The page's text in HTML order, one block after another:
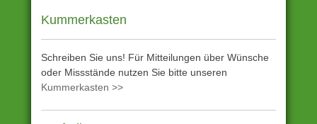
Kummerkasten
Schreiben Sie uns! Für Mitteilungen über Wünsche
oder Missstände nutzen Sie bitte unseren
Kummerkasten >>